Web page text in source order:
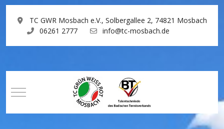
TC GWR Mosbach e.V., Solbergallee 2, 74821 Mosbach
06261 2777
info@tc-mosbach.de
Mobile Menu Toggle